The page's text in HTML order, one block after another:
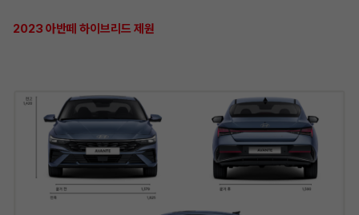
2023 아반떼 하이브리드 제원